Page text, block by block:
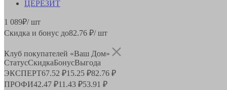
1 089₽/ шт
Скидка и бонус до82.76 ₽/ шт
Клуб покупателей «Ваш Дом»
СтатусСкидкаБонусВыгода
ЭКСПЕРТ67.52 ₽15.25 ₽82.76 ₽
ПРОФИ42.47 ₽11.43 ₽53.91 ₽